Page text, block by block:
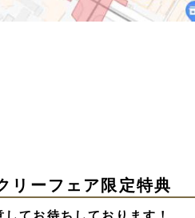
リーフェア限定特典
てお待ちしております！